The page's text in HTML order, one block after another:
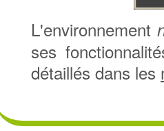
L'environnement
ses
détaillés dans les